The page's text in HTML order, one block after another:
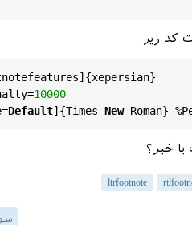
کد زیر
10000
Default]{Times New
یا خیر؟
ltrfootnote